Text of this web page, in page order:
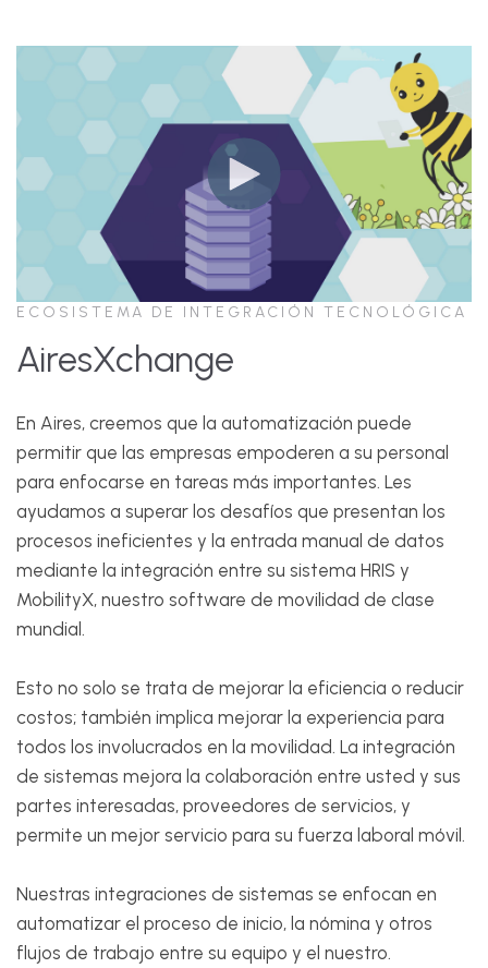
ECOSISTEMA DE INTEGRACIÓN TECNOLÓGICA
AiresXchange
En Aires, creemos que la automatización puede
permitir que las empresas empoderen a su personal
para enfocarse en tareas más importantes. Les
ayudamos a superar los desafíos que presentan los
procesos ineficientes y la entrada manual de datos
mediante la integración entre su sistema HRIS y
MobilityX, nuestro software de movilidad de clase
mundial.
Esto no solo se trata de mejorar la eficiencia o reducir
costos; también implica mejorar la experiencia para
todos los involucrados en la movilidad. La integración
de sistemas mejora la colaboración entre usted y sus
partes interesadas, proveedores de servicios, y
permite un mejor servicio para su fuerza laboral móvil.
Nuestras integraciones de sistemas se enfocan en
automatizar el proceso de inicio, la nómina y otros
flujos de trabajo entre su equipo y el nuestro.